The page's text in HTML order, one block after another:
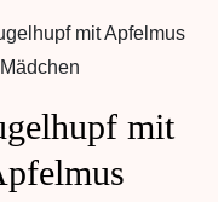
mit